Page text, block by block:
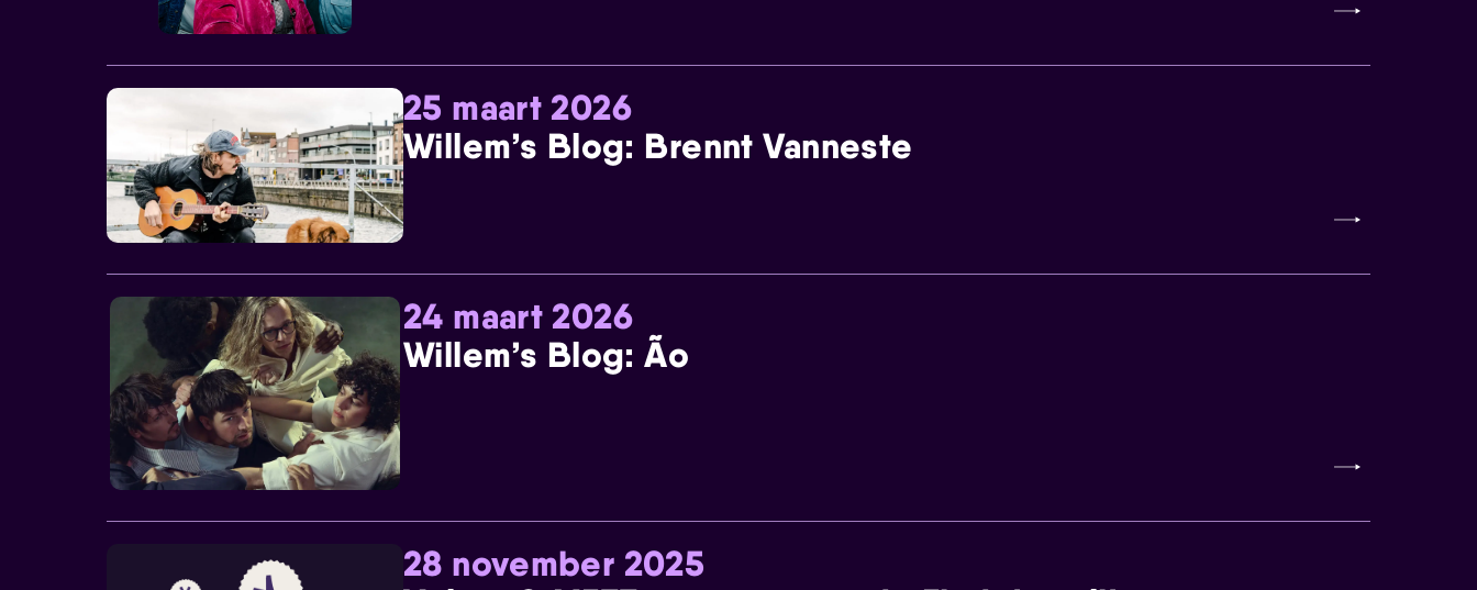
25 maart 2026
Willem’s Blog: Brennt Vanneste
24 maart 2026
Willem’s Blog: Ão
28 november 2025